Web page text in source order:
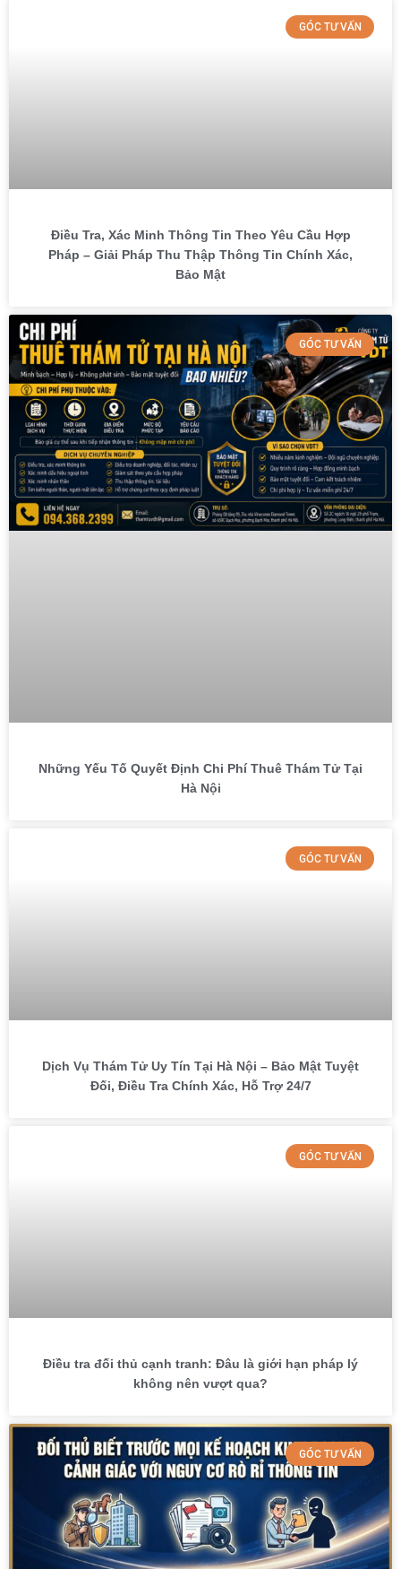
GÓC TƯ VẤN
Điều Tra, Xác Minh Thông Tin Theo Yêu Cầu Hợp
Pháp – Giải Pháp Thu Thập Thông Tin Chính Xác,
Bảo Mật
GÓC TƯ VẤN
Những Yếu Tố Quyết Định Chi Phí Thuê Thám Tử Tại
Hà Nội
GÓC TƯ VẤN
Dịch Vụ Thám Tử Uy Tín Tại Hà Nội – Bảo Mật Tuyệt
Đối, Điều Tra Chính Xác, Hỗ Trợ 24/7
GÓC TƯ VẤN
Điều tra đối thủ cạnh tranh: Đâu là giới hạn pháp lý
không nên vượt qua?
GÓC TƯ VẤN